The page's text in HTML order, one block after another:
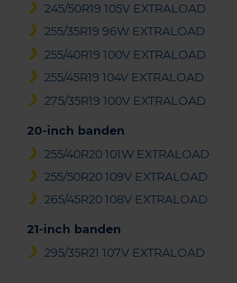
245/50R19 105V EXTRALOAD
255/35R19 96W EXTRALOAD
255/40R19 100V EXTRALOAD
255/45R19 104V EXTRALOAD
275/35R19 100V EXTRALOAD
20-inch banden
255/40R20 101W EXTRALOAD
255/50R20 109V EXTRALOAD
265/45R20 108V EXTRALOAD
21-inch banden
295/35R21 107V EXTRALOAD